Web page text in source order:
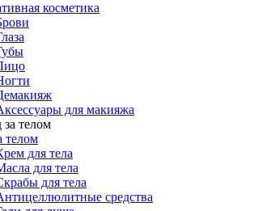
косметика
для макияжа
телом
для тела
для тела
для тела
средства